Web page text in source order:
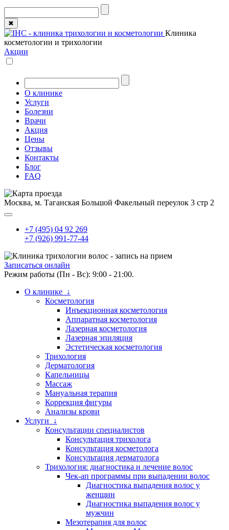
✖
Клиника
косметологии и трихологии
Акции
О клинике
Услуги
Болезни
Врачи
Акция
Цены
Отзывы
Контакты
Блог
FAQ
Москва, м. Таганская Большой Факельный переулок 3 стр 2
+7 (495) 04 92 269
+7 (926) 991-77-44
Записаться онлайн
Режим работы (Пн - Вс): 9:00 - 21:00.
О клинике ↓
Косметология
Инъекционная косметология
Аппаратная косметология
Лазерная косметология
Лазерная эпиляция
Эстетическая косметология
Трихология
Дерматология
Капельницы
Массаж
Мануальная терапия
Коррекция фигуры
Анализы крови
Услуги ↓
Консультации специалистов
Консультация трихолога
Консультация косметолога
Консультация дерматолога
Трихология: диагностика и лечение волос
Чек-ап программы при выпадении волос
Диагностика выпадения волос у
женщин
Диагностика выпадения волос у
мужчин
Мезотерапия для волос